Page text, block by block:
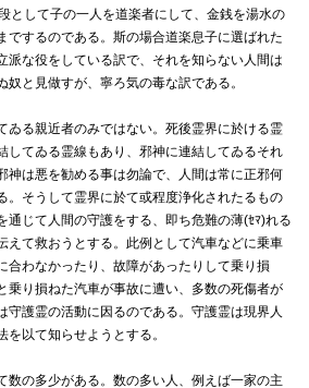
として子の一人を道楽者にして、金銭を湯水の
でするのである。斯の場合道楽息子に選ばれた
派な役をしている訳で、それを知らない人間は
と見做すが、寧ろ気の毒な訳である。
る親近者のみではない。死後霊界に於ける霊
してゐる霊線もあり、邪神に連結してゐるそれ
神は悪を勧める事は勿論で、人間は常に正邪何
。そうして霊界に於て或程度浄化されたるもの
通じて人間の守護をする、即ち危難の薄(ｾﾏ)れる
えて救おうとする。此例として汽車などに乗車
合わなかったり、故障があったりして乗り損
乗り損ねた汽車が事故に遭い、多数の死傷者が
守護霊の活動に因るのである。守護霊は現界人
以て知らせようとする。
の多少がある。数の多い人、例えば一家の主